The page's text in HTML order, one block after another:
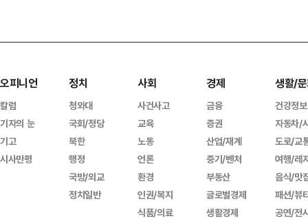
오피니언
칼럼
기자의 눈
기고
시사만평
정치
청와대
국회/정당
북한
행정
국방/외교
정치일반
사회
사건사고
교육
노동
언론
환경
인권/복지
식품/의료
경제
금융
증권
산업/재계
중기/벤처
부동산
글로벌경제
생활경제
생활/
건강정보
자동차/
도로/교
여행/레
음식/맛
패션/뷰
공연/전